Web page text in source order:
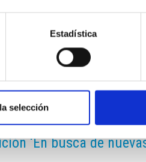
Estadística
selección
‘En busca de